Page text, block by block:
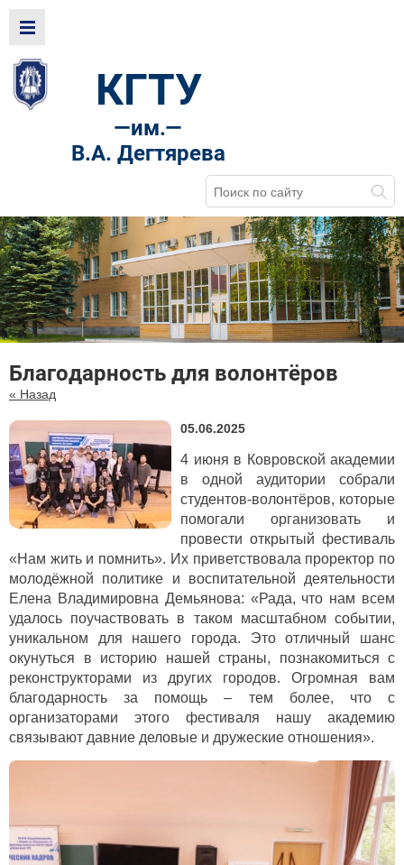
КГТУ
—им.—
В.А. Дегтярева
Благодарность для волонтёров
« Назад
05.06.2025
4 июня в Ковровской академии
в одной аудитории собрали
студентов-волонтёров, которые
помогали организовать и
провести открытый фестиваль
«Нам жить и помнить». Их приветствовала проректор по
молодёжной политике и воспитательной деятельности
Елена Владимировна Демьянова: «Рада, что нам всем
удалось поучаствовать в таком масштабном событии,
уникальном для нашего города. Это отличный шанс
окунуться в историю нашей страны, познакомиться с
реконструкторами из других городов. Огромная вам
благодарность за помощь – тем более, что с
организаторами этого фестиваля нашу академию
связывают давние деловые и дружеские отношения».